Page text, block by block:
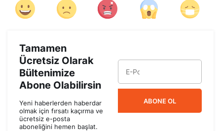
Tamamen
Ücretsiz Olarak
Bültenimize
Abone Olabilirsin
Yeni haberlerden haberdar
olmak için fırsatı kaçırma ve
ücretsiz e-posta
aboneliğini hemen başlat.
ABONE OL